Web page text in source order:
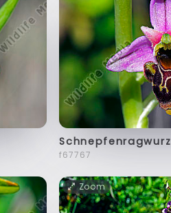
Schnepfenragwurz
f67767
Zoom